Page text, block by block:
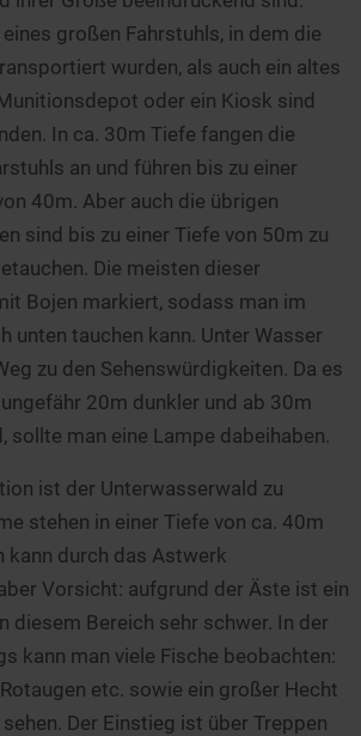
großen Fahrstuhls, in dem die
wurden, als auch ein altes
oder ein Kiosk sind
In ca. 30m Tiefe fangen die
an und führen bis zu einer
40m. Aber auch die übrigen
sind bis zu einer Tiefe von 50m zu
Die meisten dieser
Bojen markiert, sodass man im
unten tauchen kann. Unter Wasser
zu den Sehenswürdigkeiten. Da es
20m dunkler und ab 30m
sollte man eine Lampe dabeihaben.
ist der Unterwasserwald zu
stehen in einer Tiefe von ca. 40m
kann durch das Astwerk
Vorsicht: aufgrund der Äste ist ein
diesem Bereich sehr schwer. In der
kann man viele Fische beobachten:
etc. sowie ein großer Hecht
Der Einstieg ist über Treppen